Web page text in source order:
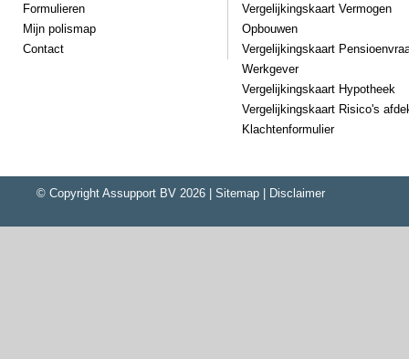
Formulieren
Mijn polismap
Contact
Vergelijkingskaart Vermogen
Opbouwen
Vergelijkingskaart
Werkgever
Vergelijkingskaart Hypotheek
Vergelijkingskaart Risico's
Klachtenformulier
© Copyright Assupport BV 2026 | Sitemap | Disclaimer